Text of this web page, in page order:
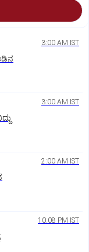
3:00 AM IST
3:00 AM IST
2:00 AM IST
10:08 PM IST